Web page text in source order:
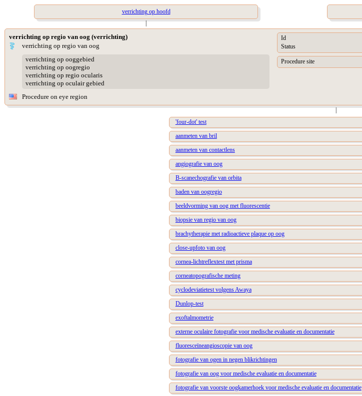
verrichting op hoofd
|
verrichting op regio van oog (verrichting)
verrichting op regio van oog
verrichting op ooggebied
verrichting op oogregio
verrichting op regio ocularis
verrichting op oculair gebied
Procedure on eye region
Id
Status
Procedure site
|
'four-dot' test
aanmeten van bril
aanmeten van contactlens
angiografie van oog
B-scanechografie van orbita
baden van oogregio
beeldvorming van oog met fluorescentie
biopsie van regio van oog
brachytherapie met radioactieve plaque op oog
close-upfoto van oog
cornea-lichtreflextest met prisma
corneatopografische meting
cyclodeviatietest volgens Awaya
Dunlop-test
exoftalmometrie
externe oculaire fotografie voor medische evaluatie en documentatie
fluoresceïneangioscopie van oog
fotografie van ogen in negen blikrichtingen
fotografie van oog voor medische evaluatie en documentatie
fotografie van voorste oogkamerhoek voor medische evaluatie en documentatie